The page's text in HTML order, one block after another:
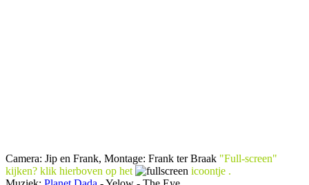
Camera: Jip en Frank, Montage: Frank ter Braak "Full-screen"
kijken? klik hierboven op het
icoontje .